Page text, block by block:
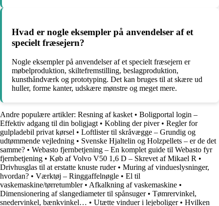
Hvad er nogle eksempler på anvendelser af et
specielt fræsejern?
Nogle eksempler på anvendelser af et specielt fræsejern er
møbelproduktion, skiltefremstilling, beslagproduktion,
kunsthåndværk og prototyping. Det kan bruges til at skære ud
huller, forme kanter, udskære mønstre og meget mere.
Andre populære artikler: Resning af kasket • Boligportal login –
Effektiv adgang til din boligjagt • Kobling der piver• Regler for
gulpladebil privat kørsel • Loftlister til skråvægge – Grundig og
udtømmende vejledning • Svenske Hjaltelin og Holzpellets – er de det
samme? • Webasto fjernbetjening – En komplet guide til Webasto fyr
fjernbetjening • Køb af Volvo V50 1,6 D – Skrevet af Mikael R •
Drivhusglas til at erstatte knuste ruder• Muring af vindueslysninger,
hvordan? • Værktøj – Ringgaffelnøgle • El til
vaskemaskine/tørretumbler• Afkalkning af vaskemaskine •
Dimensionering af slangediameter til spånsuger• Tømrervinkel,
snedervinkel, bænkvinkel… • Utætte vinduer i lejeboliger• Hvilken